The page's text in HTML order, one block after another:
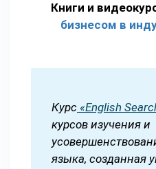
Книги и
бизнесом в
Курс «English
курсов изучения и
языка, созданная